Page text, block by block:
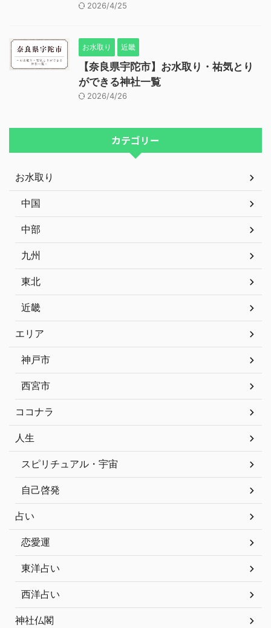
2026/4/25
お水取り 近畿
【奈良県宇陀市】お水取り・祐気とり
ができる神社一覧
2026/4/26
カテゴリー
お水取り
中国
中部
九州
東北
近畿
エリア
神戸市
西宮市
ココナラ
人生
スピリチュアル・宇宙
自己啓発
占い
恋愛運
東洋占い
西洋占い
神社仏閣